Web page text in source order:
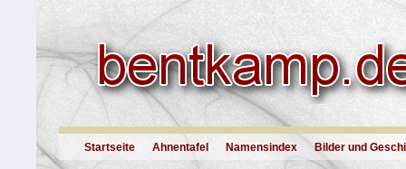
Startseite Ahnentafel Namensindex Bilder und